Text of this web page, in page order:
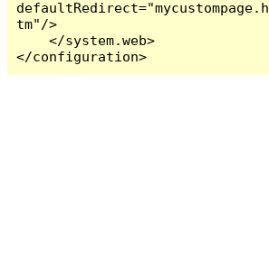
defaultRedirect="mycustompage.h
tm"/>
    </system.web>
</configuration>